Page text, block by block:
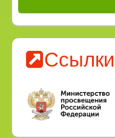
Ссылки